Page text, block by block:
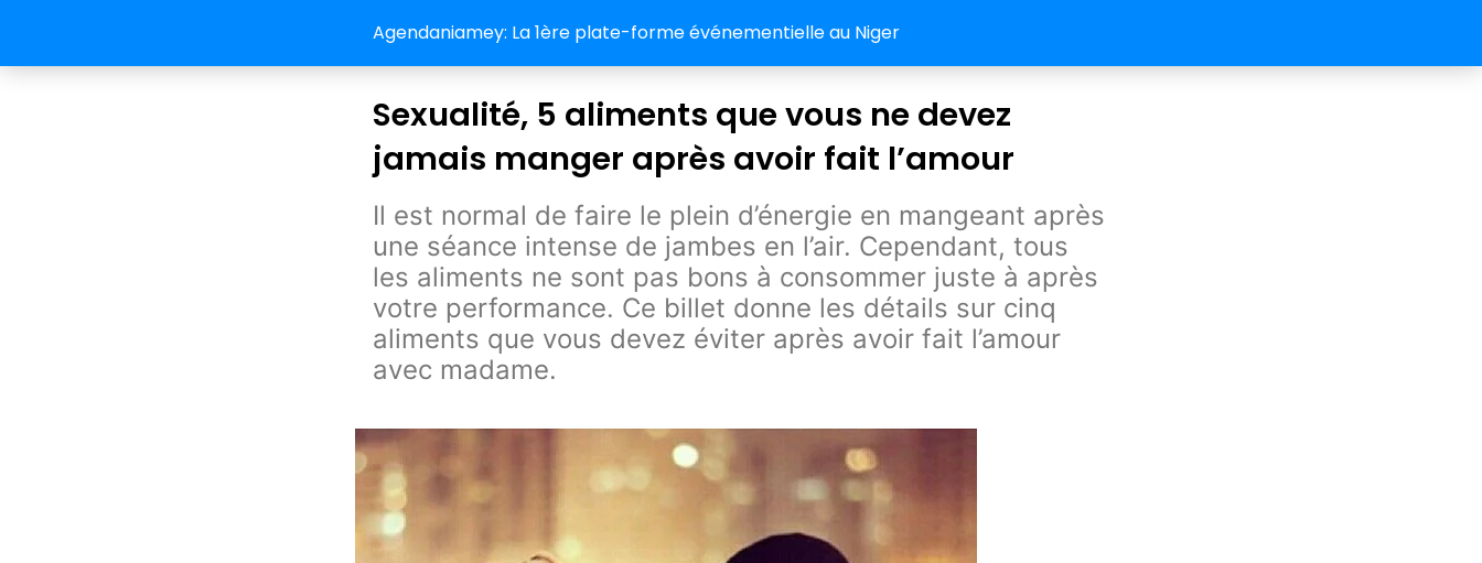
Agendaniamey: La 1ère plate-forme événementielle au Niger
Sexualité, 5 aliments que vous ne devez
jamais manger après avoir fait l’amour
Il est normal de faire le plein d’énergie en mangeant après
une séance intense de jambes en l’air. Cependant, tous
les aliments ne sont pas bons à consommer juste à après
votre performance. Ce billet donne les détails sur cinq
aliments que vous devez éviter après avoir fait l’amour
avec madame.